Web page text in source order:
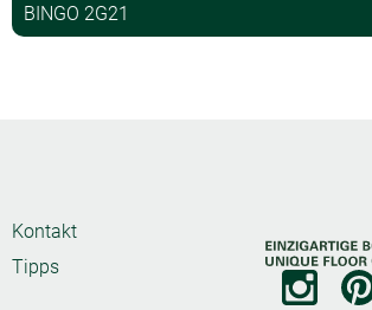
BINGO 2G21
Kontakt
Tipps